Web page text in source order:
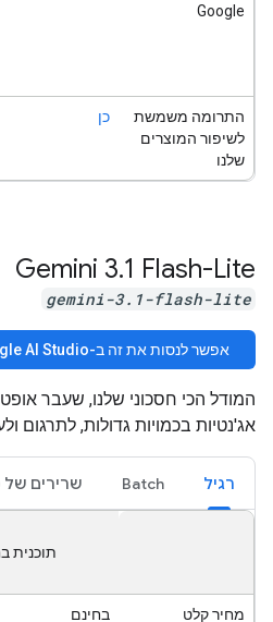
Google
התרומה משמשת
לשיפור המוצרים
שלנו
כן
Gemini 3.1 Flash-Lite
gemini-3.1-flash-lite
אפשר לנסות את זה ב-Google AI Studio
המודל הכי חסכוני שלנו, שעבר
אג'נטיות בכמויות גדולות, לתרגום
רגיל Batch שרירים
תוכנית
מחיר קלט בחינם